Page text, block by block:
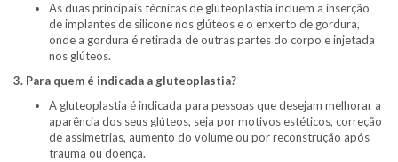
As duas principais técnicas de gluteoplastia incluem a inserção
de implantes de silicone nos glúteos e o enxerto de gordura,
onde a gordura é retirada de outras partes do corpo e injetada
nos glúteos.
3. Para quem é indicada a gluteoplastia?
A gluteoplastia é indicada para pessoas que desejam melhorar a
aparência dos seus glúteos, seja por motivos estéticos, correção
de assimetrias, aumento do volume ou por reconstrução após
trauma ou doença.